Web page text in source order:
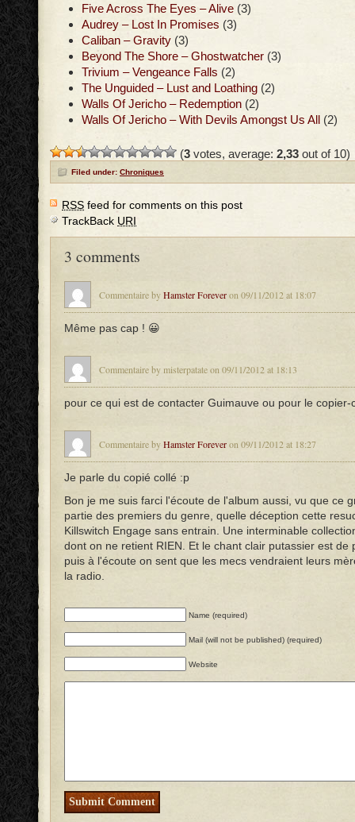
Five Across The Eyes – Alive (3)
Audrey – Lost In Promises (3)
Caliban – Gravity (3)
Beyond The Shore – Ghostwatcher (3)
Trivium – Vengeance Falls (2)
The Unguided – Lust and Loathing (2)
Walls Of Jericho – Redemption (2)
Walls Of Jericho – With Devils Amongst Us All (2)
(3 votes, average: 2,33 out of 10)
Filed under: Chroniques
RSS feed for comments on this post
TrackBack URI
3 comments
Commentaire byHamster Foreveron 09/11/2012 at 18:07
Même pas cap ! 😀
Commentaire by misterpatate on 09/11/2012 at 18:13
pour ce qui est de contacter Guimauve ou pour le copier-
Commentaire byHamster Foreveron 09/11/2012 at 18:27
Je parle du copié collé :p
Bon je me suis farci l'écoute de l'album aussi, vu que ce
partie des premiers du genre, quelle déception cette
Killswitch Engage sans entrain. Une interminable
dont on ne retient RIEN. Et le chant clair putassier est de
puis à l'écoute on sent que les mecs vendraient leurs
la radio.
Name (required)
Mail (will not be published) (required)
Website